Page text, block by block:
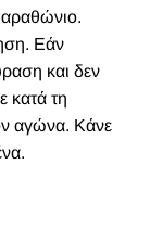
Εάν
και δεν
κατά τη
αγώνα. Κάνε